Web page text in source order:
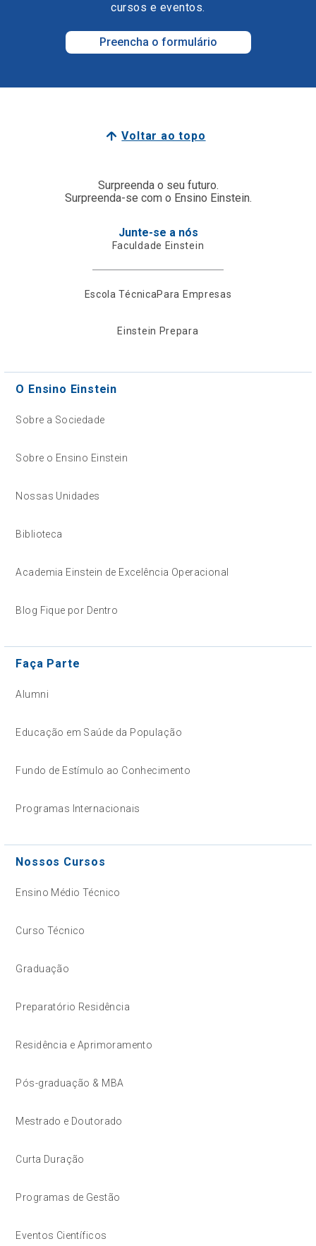
cursos e eventos.
Preencha o formulário
Voltar ao topo
Surpreenda o seu futuro.
Surpreenda-se com o Ensino Einstein.
Junte-se a nós
Faculdade Einstein
Escola TécnicaPara Empresas
Einstein Prepara
O Ensino Einstein
Sobre a Sociedade
Sobre o Ensino Einstein
Nossas Unidades
Biblioteca
Academia Einstein de Excelência Operacional
Blog Fique por Dentro
Faça Parte
Alumni
Educação em Saúde da População
Fundo de Estímulo ao Conhecimento
Programas Internacionais
Nossos Cursos
Ensino Médio Técnico
Curso Técnico
Graduação
Preparatório Residência
Residência e Aprimoramento
Pós-graduação & MBA
Mestrado e Doutorado
Curta Duração
Programas de Gestão
Eventos Científicos